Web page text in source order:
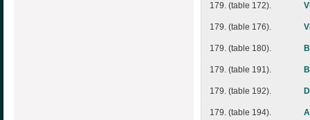
179. (table 172).
179. (table 176).
179. (table 180).
179. (table 191).
179. (table 192).
179. (table 194).